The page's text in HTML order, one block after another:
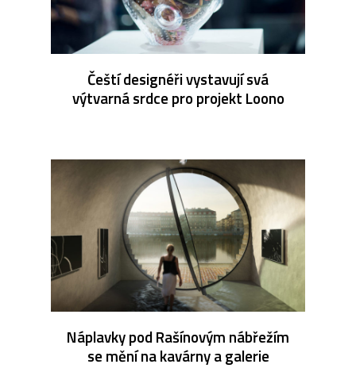
Čeští designéři vystavují svá
výtvarná srdce pro projekt Loono
Náplavky pod Rašínovým nábřežím
se mění na kavárny a galerie